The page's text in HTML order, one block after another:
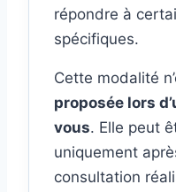
répondre à
spécifiques.
Cette modalité
proposée lors
vous. Elle peut
uniquement
consultation